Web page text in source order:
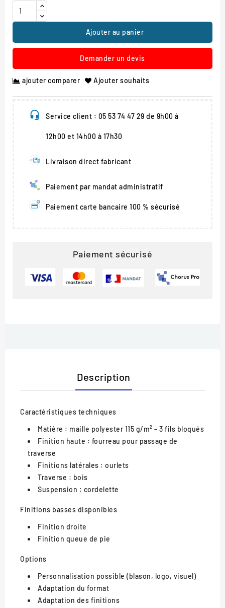
Ajouter au panier
Demander un devis
ajouter comparer Ajouter souhaits
Service client : 05 53 74 47 29 de 9h00 à
12h00 et 14h00 à 17h30
Livraison direct fabricant
Paiement par mandat administratif
Paiement carte bancaire 100 % sécurisé
Paiement sécurisé
Description
Caractéristiques techniques
Matière : maille polyester 115 g/m² – 3 fils bloqués
Finition haute : fourreau pour passage de
traverse
Finitions latérales : ourlets
Traverse : bois
Suspension : cordelette
Finitions basses disponibles
Finition droite
Finition queue de pie
Options
Personnalisation possible (blason, logo, visuel)
Adaptation du format
Adaptation des finitions